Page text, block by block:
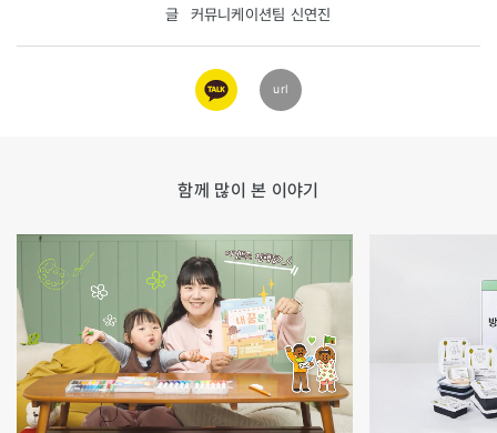
글 커뮤니케이션팀 신연진
카카오
링크
url
함께 많이 본 이야기